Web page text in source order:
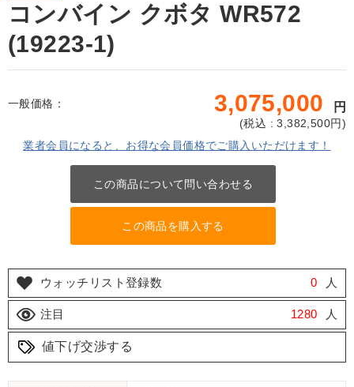
コンバイン クボタ WR572
(19223-1)
一般価格： 3,075,000 円
(税込 : 3,382,500円)
業者会員になると、お得な会員価格でご購入いただけます！
この商品について問い合わせる
この商品を購入する
ウォッチリスト登録数 0 人
注目 1280 人
値下げ交渉する